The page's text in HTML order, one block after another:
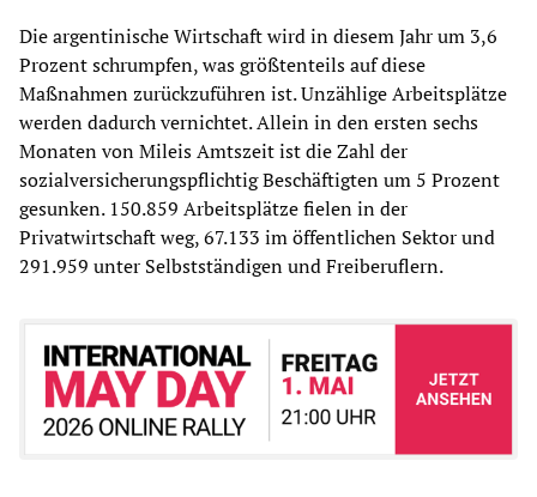
Die argentinische Wirtschaft wird in diesem Jahr um 3,6
Prozent schrumpfen, was größtenteils auf diese
Maßnahmen zurückzuführen ist. Unzählige Arbeitsplätze
werden dadurch vernichtet. Allein in den ersten sechs
Monaten von Mileis Amtszeit ist die Zahl der
sozialversicherungspflichtig Beschäftigten um 5 Prozent
gesunken. 150.859 Arbeitsplätze fielen in der
Privatwirtschaft weg, 67.133 im öffentlichen Sektor und
291.959 unter Selbstständigen und Freiberuflern.